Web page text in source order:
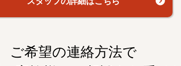
ご希望の連絡方法で